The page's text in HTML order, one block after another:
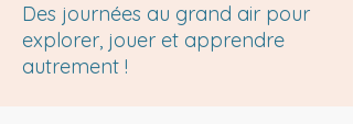
Des journées au grand air pour
explorer, jouer et apprendre
autrement !